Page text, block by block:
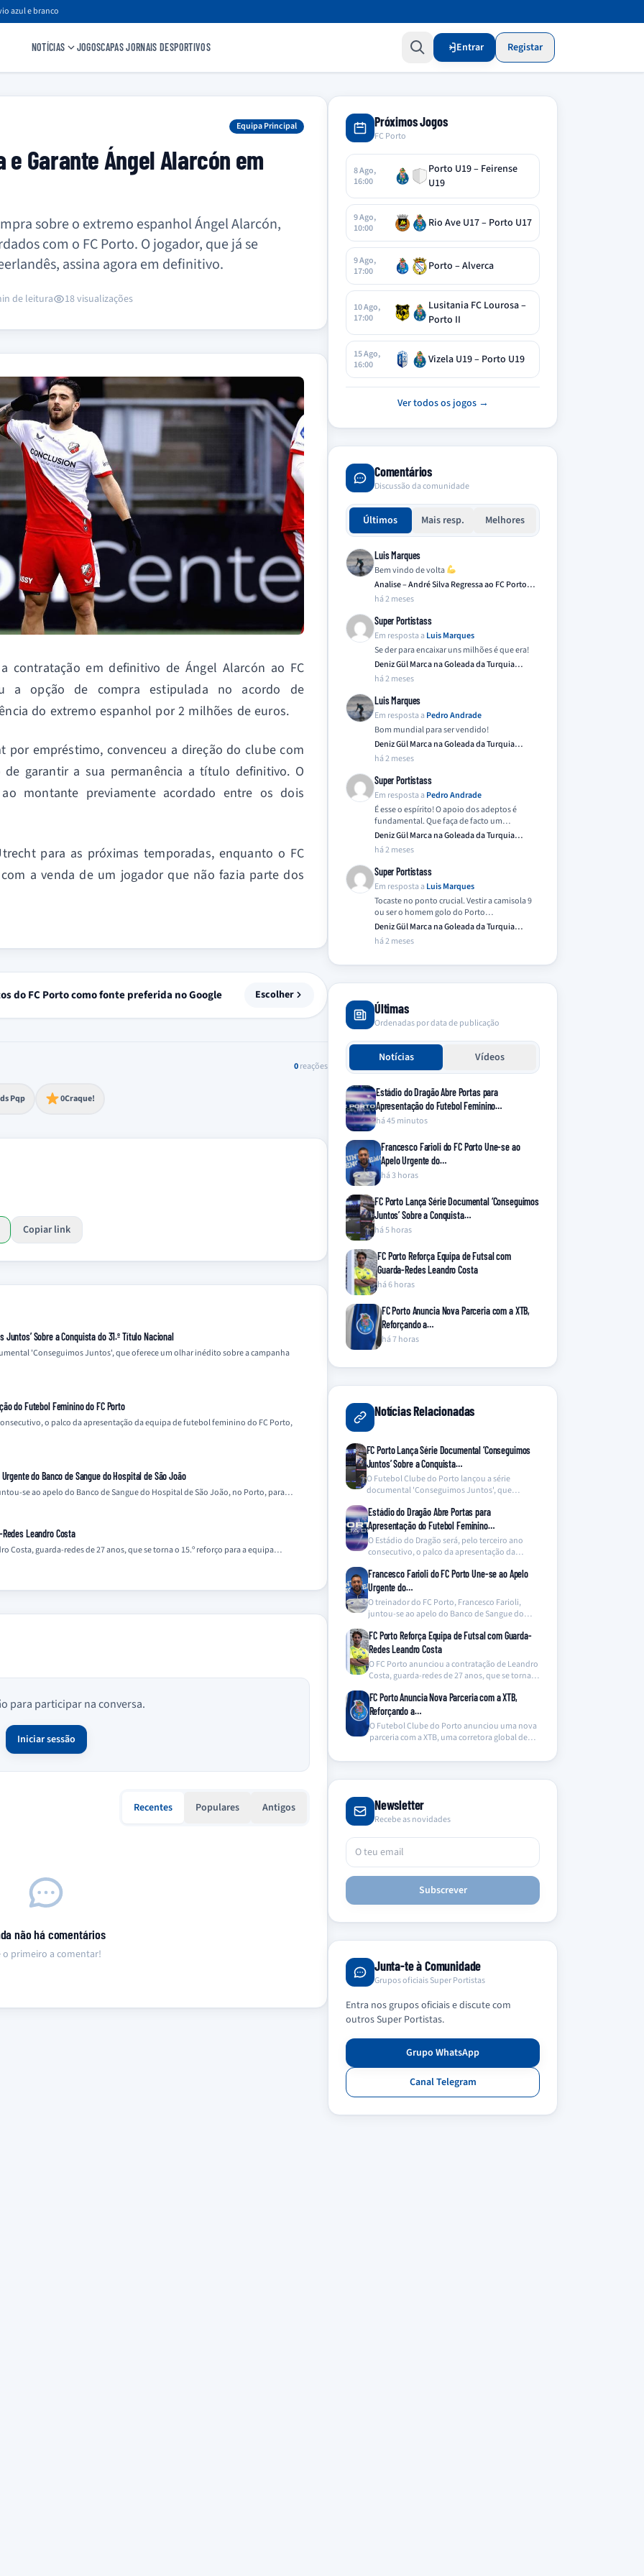
azul e branco
NOTÍCIAS JOGOSCAPAS JORNAIS DESPORTIVOS Entrar Registar
Equipa Principal
Garante Ángel Alarcón em
sobre o extremo espanhol Ángel Alarcón,
com o FC Porto. O jogador, que já se
assina agora em definitivo.
de leitura 18 visualizações
contratação em definitivo de Ángel Alarcón ao FC
a opção de compra estipulada no acordo de
do extremo espanhol por 2 milhões de euros.
por empréstimo, convenceu a direção do clube com
de garantir a sua permanência a título definitivo. O
montante previamente acordado entre os dois
para as próximas temporadas, enquanto o FC
a venda de um jogador que não fazia parte dos
do FC Porto como fonte preferida no Google Escolher
0reações
Pqp
extremo 0Craque!
Copiar link
Juntos’ Sobre a Conquista do 31.º Título Nacional
'Conseguimos Juntos', que oferece um olhar inédito sobre a campanha
do Futebol Feminino do FC Porto
o palco da apresentação da equipa de futebol feminino do FC Porto,
do Banco de Sangue do Hospital de São João
se ao apelo do Banco de Sangue do Hospital de São João, no Porto, para…
Leandro Costa
Costa, guarda-redes de 27 anos, que se torna o 15.º reforço para a equipa…
para participar na conversa.
Iniciar sessão
Recentes Populares Antigos
não há comentários
o primeiro a comentar!
Próximos Jogos
FC Porto
8 Ago,
16:00
Porto U19 – Feirense
U19
9 Ago,
10:00
Rio Ave U17 – Porto U17
9 Ago,
17:00
Porto – Alverca
10 Ago,
17:00
Lusitania FC Lourosa –
Porto II
15 Ago,
16:00
Vizela U19 – Porto U19
Ver todos os jogos →
Comentários
Discussão da comunidade
Últimos Mais resp. Melhores
Luis Marques
Bem vindo de volta
Analise – André Silva Regressa ao FC Porto…
há 2 meses
Super Portistass
Em resposta a Luis Marques
Se der para encaixar uns milhões é que era!
Deniz Gül Marca na Goleada da Turquia
Frente…
há 2 meses
Luis Marques
Em resposta a Pedro Andrade
Bom mundial para ser vendido!
Deniz Gül Marca na Goleada da Turquia
Frente…
há 2 meses
Super Portistass
Em resposta a Pedro Andrade
É esse o espírito! O apoio dos adeptos é
fundamental. Que faça de facto um…
Deniz Gül Marca na Goleada da Turquia
Frente…
há 2 meses
Super Portistass
Em resposta a Luis Marques
Tocaste no ponto crucial. Vestir a camisola 9
ou ser o homem golo do Porto…
Deniz Gül Marca na Goleada da Turquia
Frente…
há 2 meses
Últimas
Ordenadas por data de publicação
Notícias Vídeos
Estádio do Dragão Abre Portas para
Apresentação do Futebol Feminino…
há 45 minutos
Francesco Farioli do FC Porto Une-se ao
Apelo Urgente do…
há 3 horas
FC Porto Lança Série Documental ‘Conseguimos
Juntos’ Sobre a Conquista…
há 5 horas
FC Porto Reforça Equipa de Futsal com
Guarda-Redes Leandro Costa
há 6 horas
FC Porto Anuncia Nova Parceria com a XTB,
Reforçando a…
há 7 horas
Notícias Relacionadas
FC Porto Lança Série Documental ‘Conseguimos
Juntos’ Sobre a Conquista…
O Futebol Clube do Porto lançou a série
documental 'Conseguimos Juntos', que
Estádio do Dragão Abre Portas para
Apresentação do Futebol Feminino…
O Estádio do Dragão será, pelo terceiro ano
consecutivo, o palco da apresentação da
Francesco Farioli do FC Porto Une-se ao Apelo
Urgente do…
O treinador do FC Porto, Francesco Farioli,
juntou-se ao apelo do Banco de Sangue do
FC Porto Reforça Equipa de Futsal com Guarda-
Redes Leandro Costa
O FC Porto anunciou a contratação de Leandro
Costa, guarda-redes de 27 anos, que se torna…
FC Porto Anuncia Nova Parceria com a XTB,
Reforçando a…
O Futebol Clube do Porto anunciou uma nova
parceria com a XTB, uma corretora global de…
Newsletter
Recebe as novidades
Subscrever
Junta-te à Comunidade
Grupos oficiais Super Portistas
Entra nos grupos oficiais e discute com
outros Super Portistas.
Grupo WhatsApp
Canal Telegram